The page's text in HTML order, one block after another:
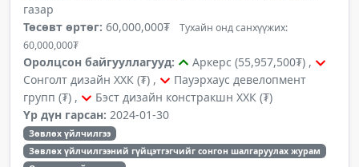
газар
Төсөвт өртөг: 60,000,000₮ Тухайн онд санхүүжих:
60,000,000₮
Оролцсон байгууллагууд:
Аркерс (55,957,500₮) ,
Сонголт дизайн ХХК (₮) ,
Пауэрхаус девелопмент
групп (₮) ,
Бэст дизайн констракшн ХХК (₮)
Үр дүн гарсан: 2024-01-30
Зөвлөх үйлчилгээ
Зөвлөх үйлчилгээний гүйцэтгэгчийг сонгон шалгаруулах журам